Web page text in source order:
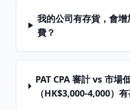
我的公司有存貨，會
費？
PAT CPA 審計 vs 市場
（HK$3,000-4,000）